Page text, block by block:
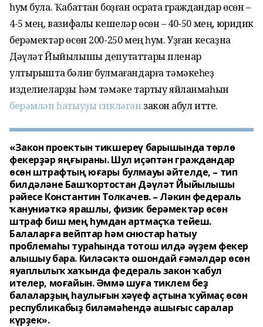
һум була. Ҡабаттан боҙған осраҡта граждандар өсөн –
4-5 мең, вазифалы кешеләр өсөн – 40-50 мең, юридик
берәмектәр өсөн 200-250 мең һум. Уҙған кесаҙна
Дәүләт Йыйылышы депутаттары пленар
ултырышта бәлиғ булмағандарға тәмәкеһеҙ
изделиеларҙы һәм тәмәке тартыу яйланмаһын
берәмләп һатыуҙы сикләгән закон ҡабул итте.
«Закон проектын тикшереү барышында төрлө
фекерҙәр яңғыраны. Шул иҫәптән граждандар
өсөн штрафтың юғары булмауы әйтелде, – тип
билдәләне Башҡортостан Дәүләт Йыйылышы
рәйесе Константин Толкачев. – Ләкин федераль
ҡануниәткә ярашлы, физик берәмектәр өсөн
штраф биш мең һумдан артмаҫҡа тейеш.
Балаларға вейптар һәм снюстар һатыу
проблемаһы тураһында тотош илдә әүҙем фекер
алышыу бара. Киләсәктә ошондай ғәмәлдәр өсөн
яуаплылыҡ хаҡында федераль закон ҡабул
ителер, моғайын. Әммә шуға тиклем беҙ
балаларҙың һаулығын хәүеф аҫтына ҡуймаҫ өсөн
республикабыҙ биләмәһендә ашығыс саралар
күрҙек».